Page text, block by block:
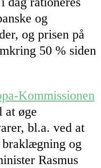
og
og prisen på
50 % siden
Kommissionen
at øge
bl.a. ved at
braklægning og
Rasmus